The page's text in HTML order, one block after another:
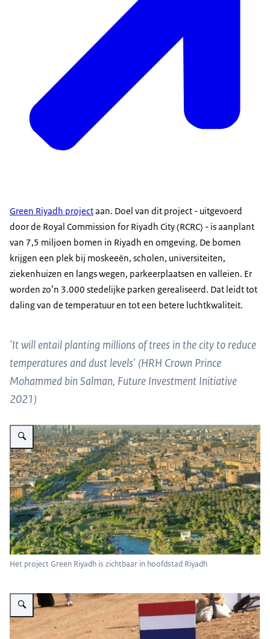
Green Riyadh projectaan. Doel van dit project - uitgevoerd
door de Royal Commission for Riyadh City (RCRC) - is aanplant
van 7,5 miljoen bomen in Riyadh en omgeving. De bomen
krijgen een plek bij moskeeën, scholen, universiteiten,
ziekenhuizen en langs wegen, parkeerplaatsen en valleien. Er
worden zo’n 3.000 stedelijke parken gerealiseerd. Dat leidt tot
daling van de temperatuur en tot een betere luchtkwaliteit.
'It will entail planting millions of trees in the city to reduce
temperatures and dust levels' (HRH Crown Prince
Mohammed bin Salman, Future Investment Initiative
2021)
Vergroot afbeelding Het project Green Riyadh is zichtbaar in hoofdstad
Het project Green Riyadh is zichtbaar in hoofdstad Riyadh
Vergroot afbeelding Landbouwraad Erik Smidt plant een boom namens